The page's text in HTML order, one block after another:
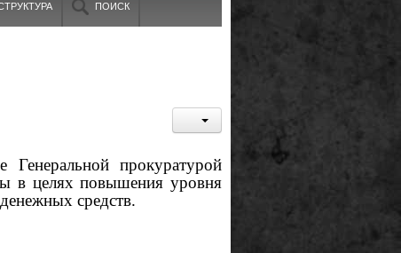
ПОИСК
прокуратурой
в целях повышения уровня
средств.